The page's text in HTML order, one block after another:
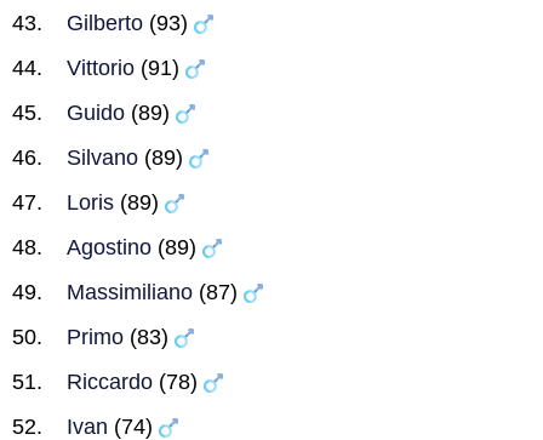
Gilberto (93)
Vittorio (91)
Guido (89)
Silvano (89)
Loris (89)
Agostino (89)
Massimiliano (87)
Primo (83)
Riccardo (78)
Ivan (74)